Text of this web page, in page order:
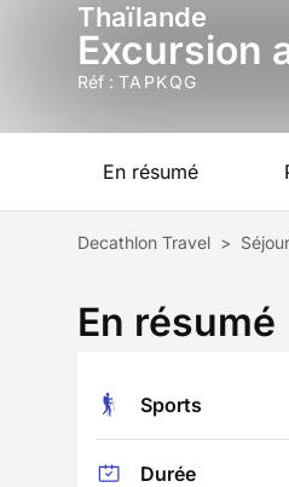
Thaïlande
Excursion
Réf : TAPKQG
En résumé
Decathlon Travel >
En résumé
Sports
Durée